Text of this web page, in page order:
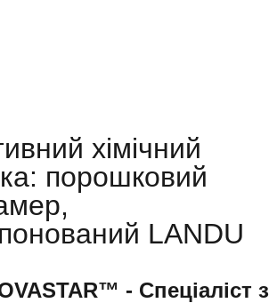
хімічний
порошковий
LANDU
- Спеціаліст з